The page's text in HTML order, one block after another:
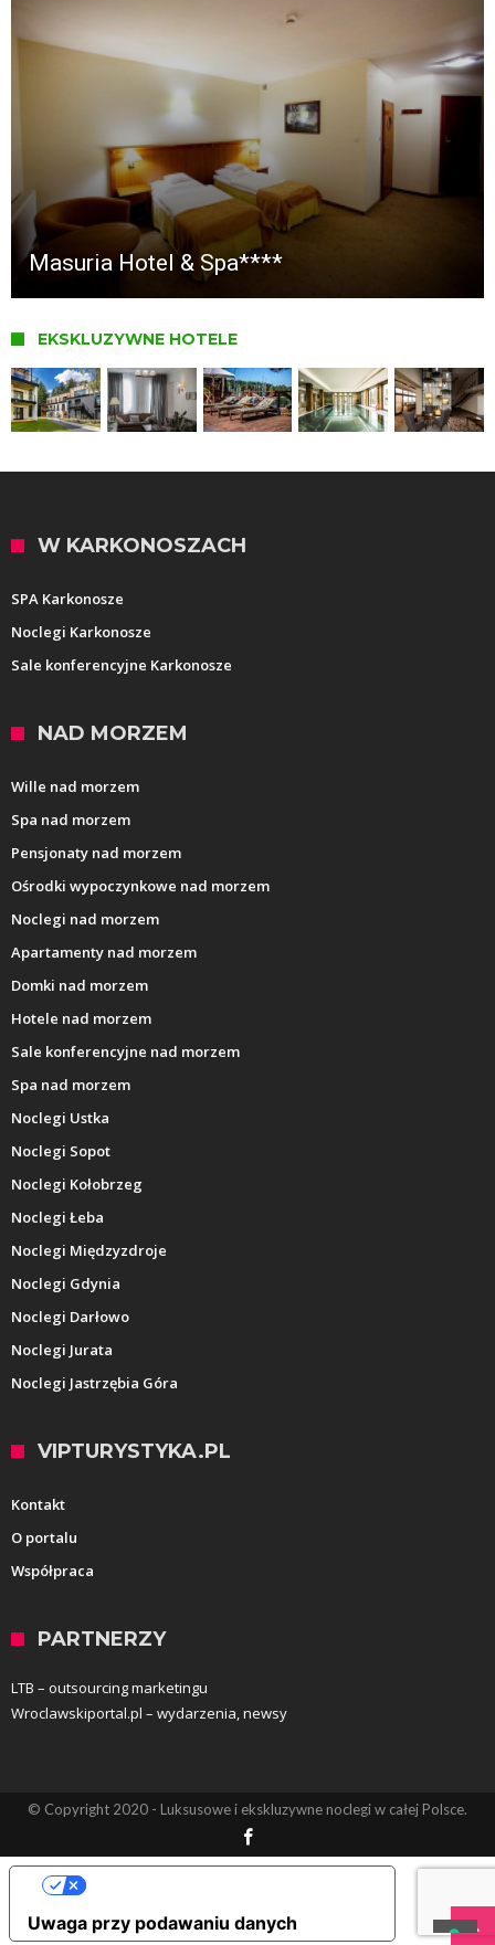
Masuria Hotel & Spa****
EKSKLUZYWNE HOTELE
W KARKONOSZACH
SPA Karkonosze
Noclegi Karkonosze
Sale konferencyjne Karkonosze
NAD MORZEM
Wille nad morzem
Spa nad morzem
Pensjonaty nad morzem
Ośrodki wypoczynkowe nad morzem
Noclegi nad morzem
Apartamenty nad morzem
Domki nad morzem
Hotele nad morzem
Sale konferencyjne nad morzem
Spa nad morzem
Noclegi Ustka
Noclegi Sopot
Noclegi Kołobrzeg
Noclegi Łeba
Noclegi Międzyzdroje
Noclegi Gdynia
Noclegi Darłowo
Noclegi Jurata
Noclegi Jastrzębia Góra
VIPTURYSTYKA.PL
Kontakt
O portalu
Współpraca
PARTNERZY
LTB – outsourcing marketingu
Wroclawskiportal.pl – wydarzenia, newsy
© Copyright 2020 - Luksusowe i ekskluzywne noclegi w całej Polsce.
Uwaga przy podawaniu danych
Opcje prywatności użytkownika